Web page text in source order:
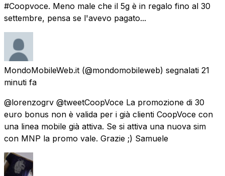
#Coopvoce. Meno male che il 5g è in regalo fino al 30
settembre, pensa se l'avevo pagato...
MondoMobileWeb.it (@mondomobileweb) segnalati 21
minuti fa
@lorenzogrv @tweetCoopVoce La promozione di 30
euro bonus non è valida per i già clienti CoopVoce con
una linea mobile già attiva. Se si attiva una nuova sim
con MNP la promo vale. Grazie ;) Samuele